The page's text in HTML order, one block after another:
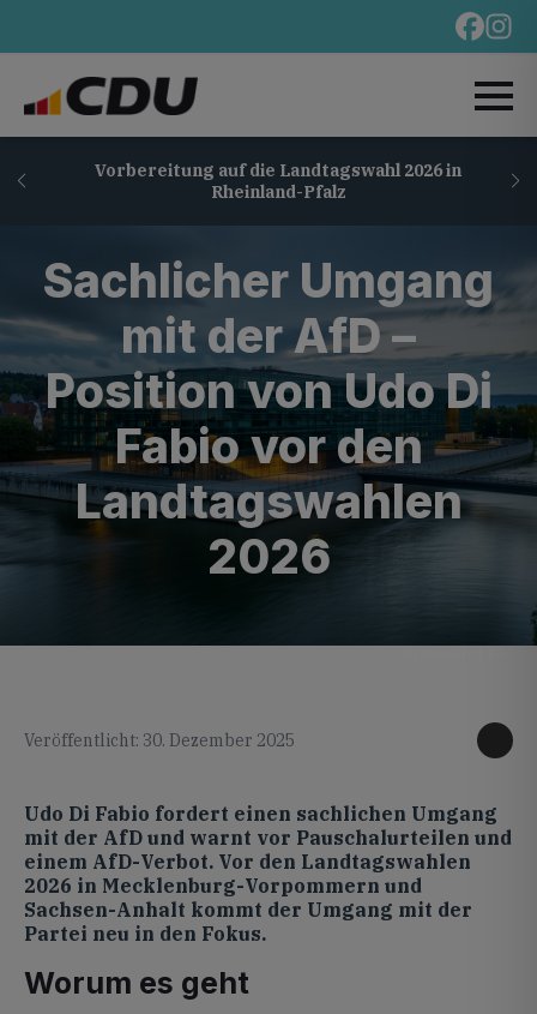
Vorbereitung auf die Landtagswahl 2026 in
Rheinland-Pfalz
Sachlicher Umgang
mit der AfD –
Position von Udo Di
Fabio vor den
Landtagswahlen
2026
Veröffentlicht: 30. Dezember 2025
Udo Di Fabio fordert einen sachlichen Umgang
mit der AfD und warnt vor Pauschalurteilen und
einem AfD-Verbot. Vor den Landtagswahlen
2026 in Mecklenburg-Vorpommern und
Sachsen-Anhalt kommt der Umgang mit der
Partei neu in den Fokus.
Worum es geht